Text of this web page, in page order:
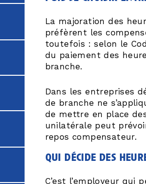
La majoration des
préfèrent les
toutefois : selon le
du paiement des
branche.
Dans les entreprises
de branche ne
de mettre en place
unilatérale peut
repos compensateur.
qui décide des
C’est l’employeur qui